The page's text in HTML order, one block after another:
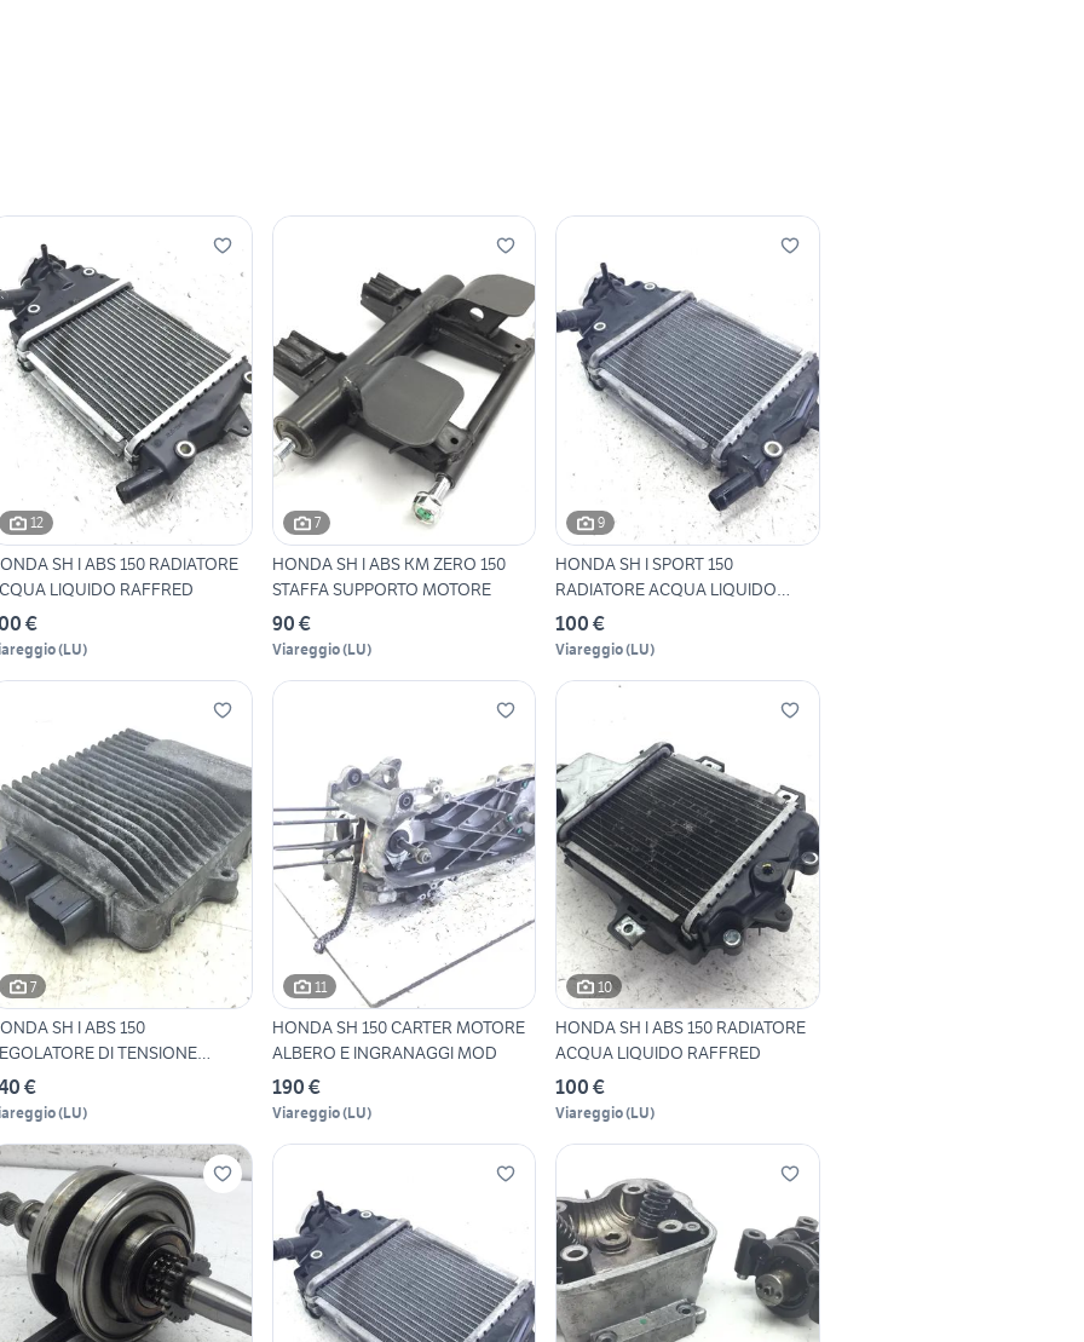
12
SH I ABS 150 RADIATORE
LIQUIDO RAFFRED
€
(LU)
7
HONDA SH I ABS KM ZERO 150
STAFFA SUPPORTO MOTORE
90 €
Viareggio(LU)
9
HONDA SH I SPORT 150
RADIATORE ACQUA LIQUIDO
RAFFR
100 €
Viareggio(LU)
7
SH I ABS 150
DI TENSIONE
€
(LU)
11
HONDA SH 150 CARTER MOTORE
ALBERO E INGRANAGGI MOD
190 €
Viareggio(LU)
10
HONDA SH I ABS 150 RADIATORE
ACQUA LIQUIDO RAFFRED
100 €
Viareggio(LU)